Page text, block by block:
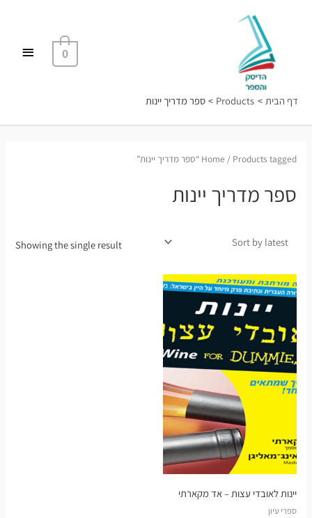
ראשי
0
דף הבית Products ספר מדריך יינות
Home / Products tagged “ספר מדריך יינות”
ספר מדריך יינות
Showing the single result
יינות לאובדי עצות – אד מקארתי
ספרי עיון